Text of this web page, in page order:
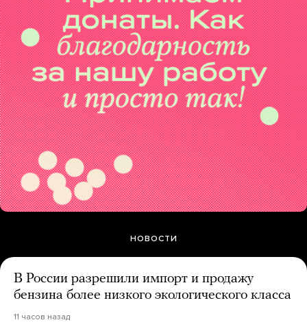
НОВОСТИ
В России разрешили импорт и продажу
бензина более низкого экологического класса
11 часов назад